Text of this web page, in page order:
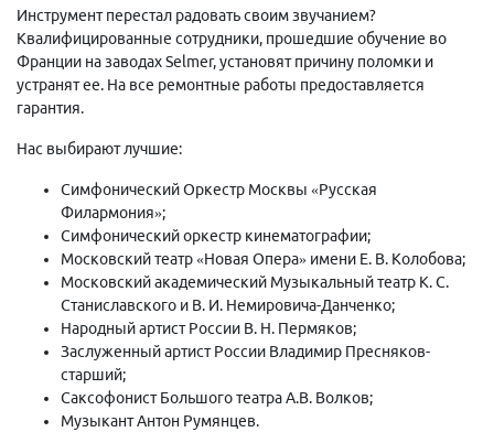
Инструмент перестал радовать своим звучанием?
Квалифицированные сотрудники, прошедшие обучение во
Франции на заводах Selmer, установят причину поломки и
устранят ее. На все ремонтные работы предоставляется
гарантия.
Нас выбирают лучшие:
Симфонический Оркестр Москвы «Русская
Филармония»;
Симфонический оркестр кинематографии;
Московский театр «Новая Опера» имени Е. В. Колобова;
Московский академический Музыкальный театр К. С.
Станиславского и В. И. Немировича-Данченко;
Народный артист России В. Н. Пермяков;
Заслуженный артист России Владимир Пресняков-
старший;
Саксофонист Большого театра А.В. Волков;
Музыкант Антон Румянцев.